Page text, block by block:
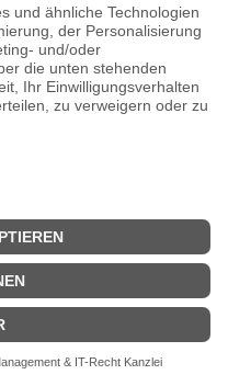
- Antistatisches Armband -
Erdungskabel -
cm - TAA-konform
20,11 €
Schwarz
- Antistatisches Armband -
konform
16,09€